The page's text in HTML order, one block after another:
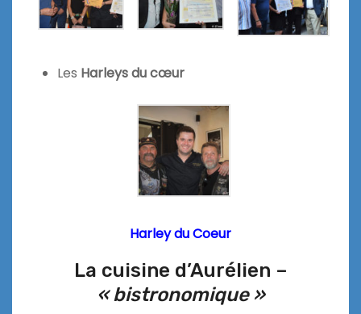
Les Harleys du cœur
Harley du Coeur
La cuisine d’Aurélien –
« bistronomique »